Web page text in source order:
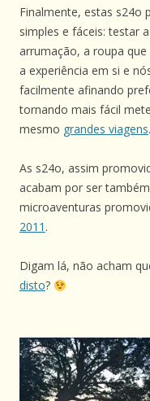
Finalmente, estas s24o
simples e fáceis: testar
arrumação, a roupa
a experiência em si e
facilmente afinando
tornando mais fácil
mesmo grandes viagens.
As s24o, assim
acabam por ser
microaventuras
2011 .
Digam lá, não acham
disto?